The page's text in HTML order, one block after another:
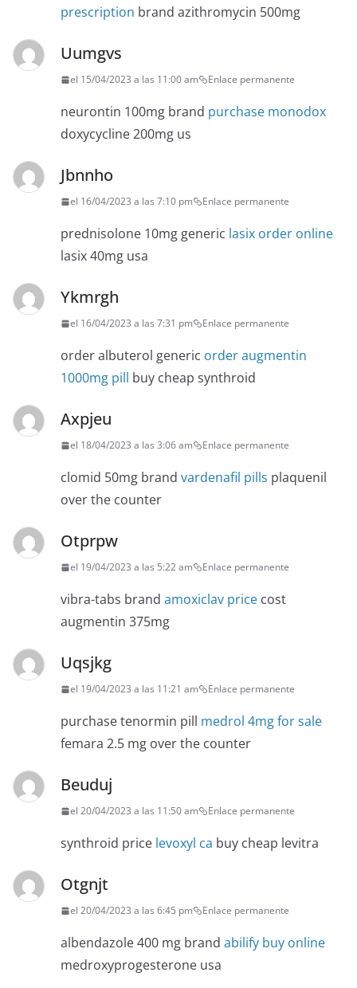
prescription brand azithromycin 500mg
Uumgvs
el 15/04/2023 a las 11:00 am Enlace permanente
neurontin 100mg brand purchase monodox
doxycycline 200mg us
Jbnnho
el 16/04/2023 a las 7:10 pm Enlace permanente
prednisolone 10mg generic lasix order online
lasix 40mg usa
Ykmrgh
el 16/04/2023 a las 7:31 pm Enlace permanente
order albuterol generic order augmentin
1000mg pill buy cheap synthroid
Axpjeu
el 18/04/2023 a las 3:06 am Enlace permanente
clomid 50mg brand vardenafil pills plaquenil
over the counter
Otprpw
el 19/04/2023 a las 5:22 am Enlace permanente
vibra-tabs brand amoxiclav price cost
augmentin 375mg
Uqsjkg
el 19/04/2023 a las 11:21 am Enlace permanente
purchase tenormin pill medrol 4mg for sale
femara 2.5 mg over the counter
Beuduj
el 20/04/2023 a las 11:50 am Enlace permanente
synthroid price levoxyl ca buy cheap levitra
Otgnjt
el 20/04/2023 a las 6:45 pm Enlace permanente
albendazole 400 mg brand abilify buy online
medroxyprogesterone usa